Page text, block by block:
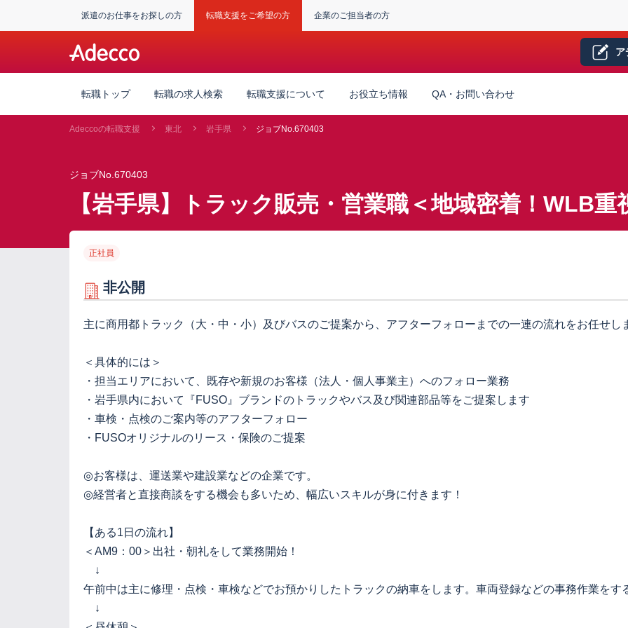
派遣のお仕事をお探しの方 転職支援をご希望の方 企業のご担当者の方
ア
転職トップ 転職の求人検索 転職支援について お役立ち情報 QA・お問い合わせ
Adeccoの転職支援 東北 岩手県 ジョブNo.670403
ジョブNo.670403
【岩手県】トラック販売・営業職＜地域密着！WLB
正社員
非公開
主に商用都トラック（大・中・小）及びバスのご提案から、アフターフォローまでの一連の流れをお任せし
＜具体的には＞
・担当エリアにおいて、既存や新規のお客様（法人・個人事業主）へのフォロー業務
・岩手県内において『FUSO』ブランドのトラックやバス及び関連部品等をご提案します
・車検・点検のご案内等のアフターフォロー
・FUSOオリジナルのリース・保険のご提案
◎お客様は、運送業や建設業などの企業です。
◎経営者と直接商談をする機会も多いため、幅広いスキルが身に付きます！
【ある1日の流れ】
＜AM9：00＞出社・朝礼をして業務開始！
↓
午前中は主に修理・点検・車検などでお預かりしたトラックの納車をします。車両登録などの事務作業をす
↓